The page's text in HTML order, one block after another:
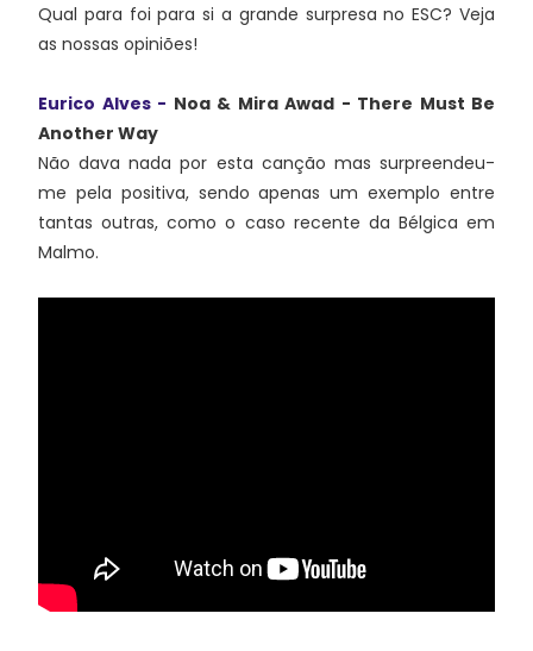
Qual para foi para si a grande surpresa no ESC? Veja
as nossas opiniões!
Eurico Alves - Noa & Mira Awad - There Must Be
Another Way
Não dava nada por esta canção mas surpreendeu-
me pela positiva, sendo apenas um exemplo entre
tantas outras, como o caso recente da Bélgica em
Malmo.